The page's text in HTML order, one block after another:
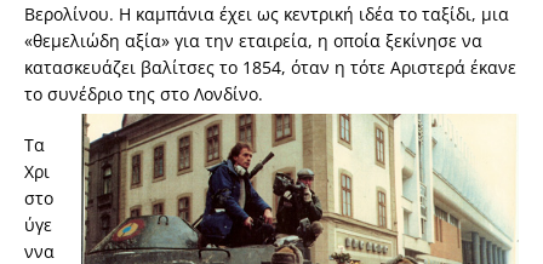
Βερολίνου. Η καμπάνια έχει ως κεντρική ιδέα το ταξίδι, μια
«θεμελιώδη αξία» για την εταιρεία, η οποία ξεκίνησε να
κατασκευάζει βαλίτσες το 1854, όταν η τότε Αριστερά έκανε
το συνέδριο της στο Λονδίνο.
Τα
Χρι
στο
ύγε
ννα